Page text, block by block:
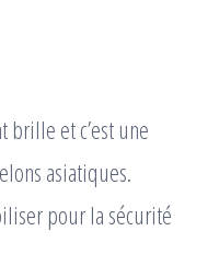
brille et c’est une
asiatiques.
pour la sécurité